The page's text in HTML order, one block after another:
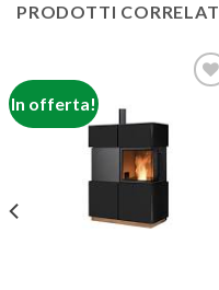
PRODOTTI
In offerta!